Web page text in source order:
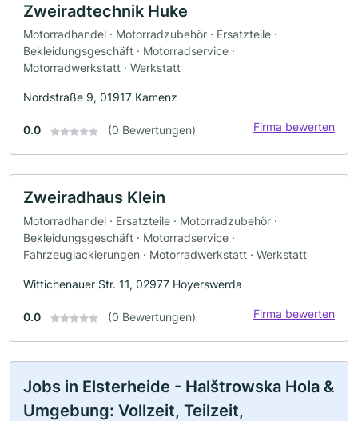
Zweiradtechnik Huke
Motorradhandel · Motorradzubehör · Ersatzteile ·
Bekleidungsgeschäft · Motorradservice ·
Motorradwerkstatt · Werkstatt
Nordstraße 9, 01917 Kamenz
0.0 (0 Bewertungen) Firma bewerten
Zweiradhaus Klein
Motorradhandel · Ersatzteile · Motorradzubehör ·
Bekleidungsgeschäft · Motorradservice ·
Fahrzeuglackierungen · Motorradwerkstatt · Werkstatt
Wittichenauer Str. 11, 02977 Hoyerswerda
0.0 (0 Bewertungen) Firma bewerten
Jobs in Elsterheide - Halštrowska Hola &
Umgebung: Vollzeit, Teilzeit,